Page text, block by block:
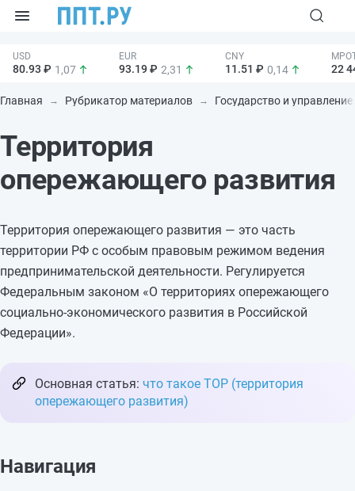
80.93 ₽ 1,07 93.19 ₽ 2,31 11.51 ₽ 0,14 22
Главная Рубрикатор материалов Государство и управление
Территория
опережающего развития
Территория опережающего развития — это часть
территории РФ с особым правовым режимом ведения
предпринимательской деятельности. Регулируется
Федеральным законом «О территориях опережающего
социально-экономического развития в Российской
Федерации».
Основная статья: что такое ТОР (территория
опережающего развития)
Навигация